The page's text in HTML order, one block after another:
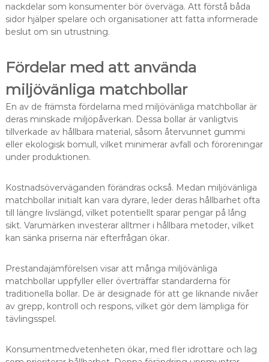
nackdelar som konsumenter bör överväga. Att förstå båda
sidor hjälper spelare och organisationer att fatta informerade
beslut om sin utrustning.
Fördelar med att använda
miljövänliga matchbollar
En av de främsta fördelarna med miljövänliga matchbollar är
deras minskade miljöpåverkan. Dessa bollar är vanligtvis
tillverkade av hållbara material, såsom återvunnet gummi
eller ekologisk bomull, vilket minimerar avfall och föroreningar
under produktionen.
Kostnadsöverväganden förändras också. Medan miljövänliga
matchbollar initialt kan vara dyrare, leder deras hållbarhet ofta
till längre livslängd, vilket potentiellt sparar pengar på lång
sikt. Varumärken investerar alltmer i hållbara metoder, vilket
kan sänka priserna när efterfrågan ökar.
Prestandajämförelsen visar att många miljövänliga
matchbollar uppfyller eller överträffar standarderna för
traditionella bollar. De är designade för att ge liknande nivåer
av grepp, kontroll och respons, vilket gör dem lämpliga för
tävlingsspel.
Konsumentmedvetenheten ökar, med fler idrottare och lag